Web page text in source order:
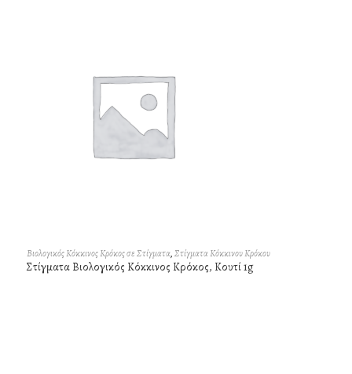
Βιολογικός Κόκκινος Κρόκος σε Στίγματα,Στίγματα Κόκκινου Κρόκου
Στίγματα Βιολογικός Κόκκινος Κρόκος, Κουτί 1g